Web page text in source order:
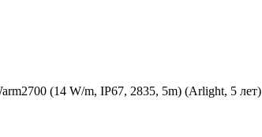
(14 W/m, IP67, 2835, 5m) (Arlight, 5 лет)